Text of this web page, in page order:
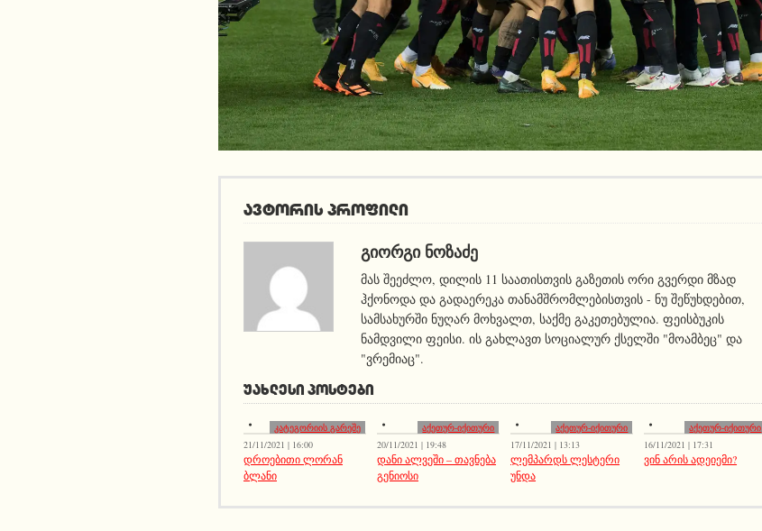
ავტორის პროფილი
ᲒᲘᲝᲠᲒᲘ ᲜᲝᲖᲐᲫᲔ
მას შეეძლო, დილის 11 საათისთვის გაზეთის ორი გვერდი მზად
ჰქონოდა და გადაერეკა თანამშრომლებისთვის - ნუ შეწუხდებით,
სამსახურში ნუღარ მოხვალთ, საქმე გაკეთებულია. ფეისბუკის
ნამდვილი ფეისი. ის გახლავთ სოციალურ ქსელში "მოამბეც" და
"ვრემიაც".
ᲣᲐᲮᲚᲔᲡᲘ ᲞᲝᲡᲢᲔᲑᲘ
კატეგორიის გარეშე
21/11/2021 | 16:00
დროებითი ლორან
ბლანი
აქეთურ-იქითური
20/11/2021 | 19:48
დანი ალვეში – თავნება
გენიოსი
აქეთურ-იქითური
17/11/2021 | 13:13
ლემპარდს ლესტერი
უნდა
აქეთურ-იქითური
16/11/2021 | 17:31
ვინ არის ადეიემი?